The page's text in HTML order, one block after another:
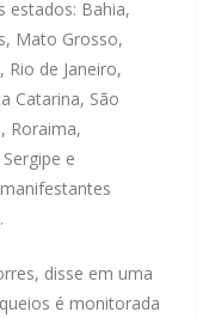
estados: Bahia,
Mato Grosso,
Rio de Janeiro,
Catarina, São
Roraima,
e
disse em uma
é monitorada